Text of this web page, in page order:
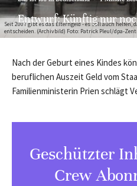
Seit 2007 gibt es das Elterngeld - es soll auch
entscheiden. (Archivbild) Foto: Patrick Pleul/dpa-
Entwurf: Künftig nur
Nach der Geburt eines Kindes
beruflichen Auszeit Geld vom
Familienministerin Prien schlägt
Geschützter
Crew